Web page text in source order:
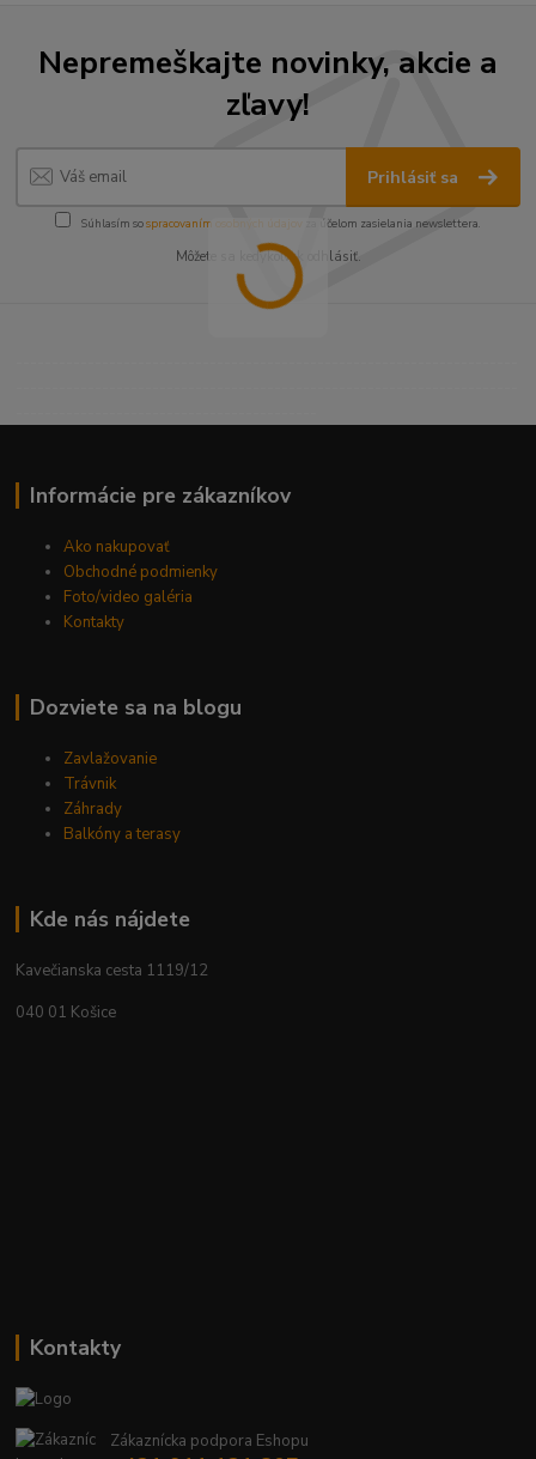
Nepremeškajte novinky, akcie a
zľavy!
Prihlásiť sa
Súhlasím sospracovaním osobných údajov za účelom zasielania newslettera.
Môžete sa kedykoľvek odhlásiť.
Informácie pre zákazníkov
Ako nakupovať
Obchodné podmienky
Foto/video galéria
Kontakty
Dozviete sa na blogu
Zavlažovanie
Trávnik
Záhrady
Balkóny a terasy
Kde nás nájdete
Kavečianska cesta 1119/12
040 01 Košice
Kontakty
Zákaznícka podpora Eshopu